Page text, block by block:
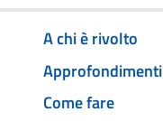
A chi è rivolto
Approfondimenti
Come fare